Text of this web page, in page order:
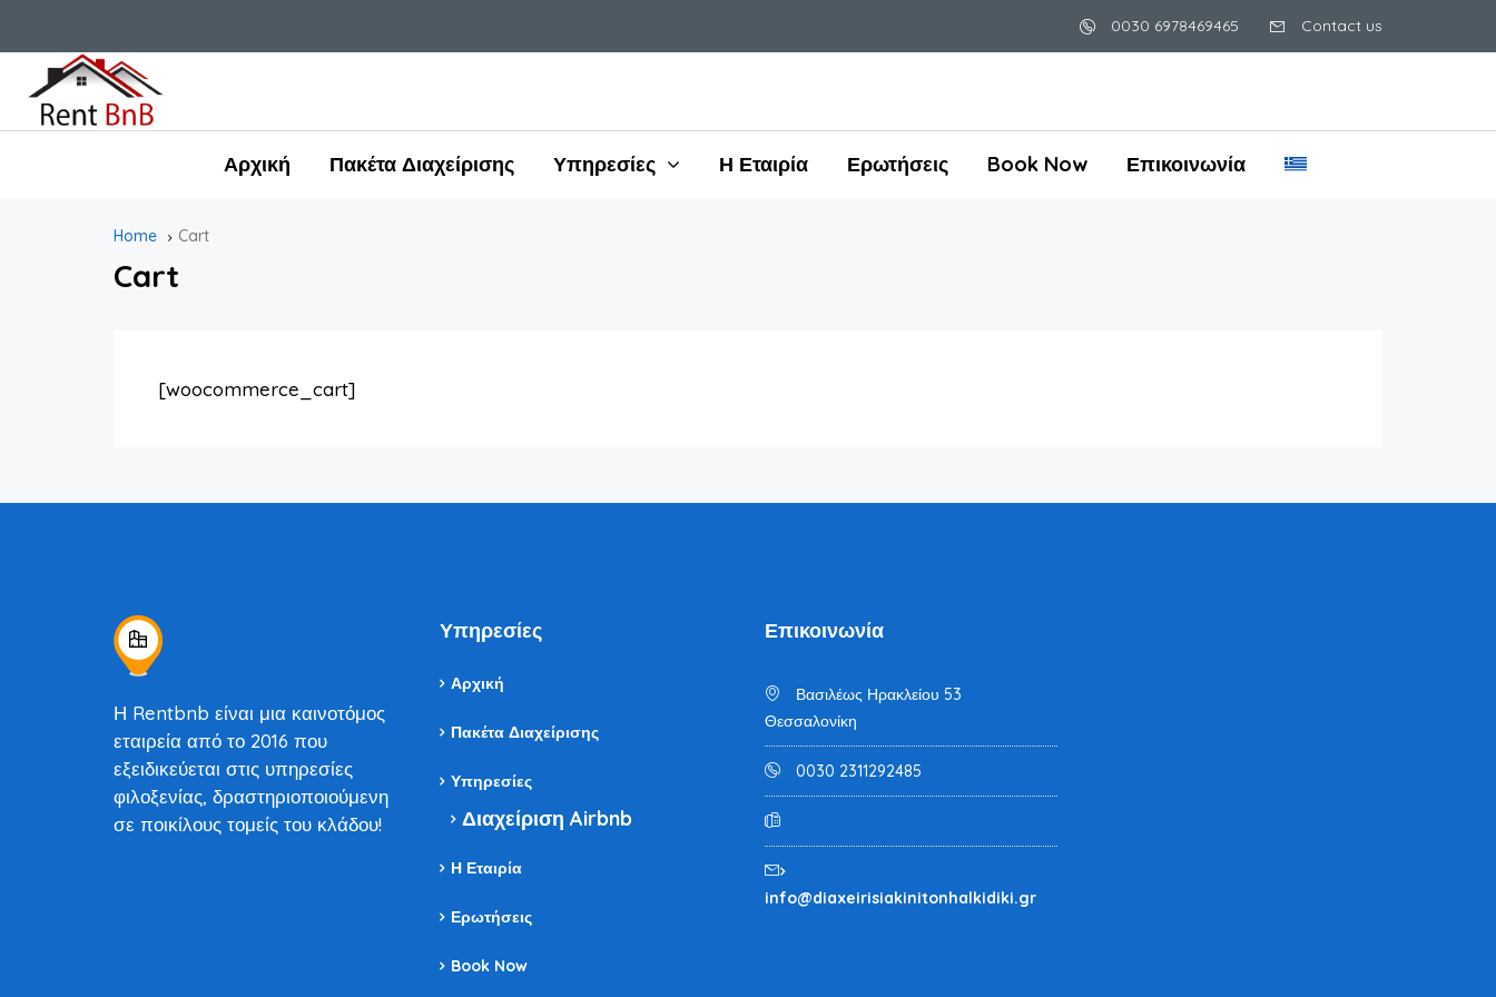
0030 6978469465 Contact us
Αρχική Πακέτα Διαχείρισης Υπηρεσίες Η Εταιρία Ερωτήσεις Book Now Επικοινωνία
Home Cart
Cart
[woocommerce_cart]
Η Rentbnb είναι μια καινοτόμος
εταιρεία από το 2016 που
εξειδικεύεται στις υπηρεσίες
φιλοξενίας, δραστηριοποιούμενη
σε ποικίλους τομείς του κλάδου!
Υπηρεσίες
Αρχική
Πακέτα Διαχείρισης
Υπηρεσίες
Διαχείριση Airbnb
Η Εταιρία
Ερωτήσεις
Book Now
Επικοινωνία
Βασιλέως Ηρακλείου 53
Θεσσαλονίκη
0030 2311292485
info@diaxeirisiakinitonhalkidiki.gr